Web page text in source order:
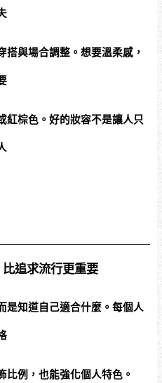
搭與場合調整。想要溫柔感，
紅棕色。好的妝容不是讓人只
追求流行更重要
是知道自己適合什麼。每個人
比例，也能強化個人特色。